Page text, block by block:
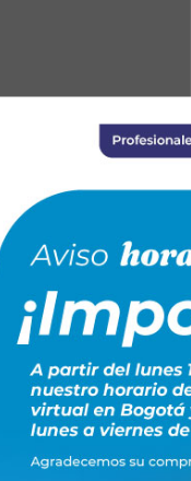
de
de
• Conexión
• Mediciones
fases. •